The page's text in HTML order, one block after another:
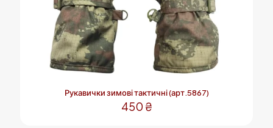
Рукавички зимові тактичні (арт.5867)
450 ₴